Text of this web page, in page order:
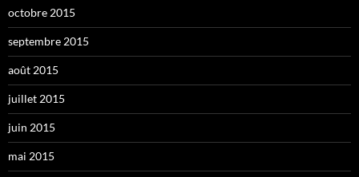
octobre 2015
septembre 2015
août 2015
juillet 2015
juin 2015
mai 2015